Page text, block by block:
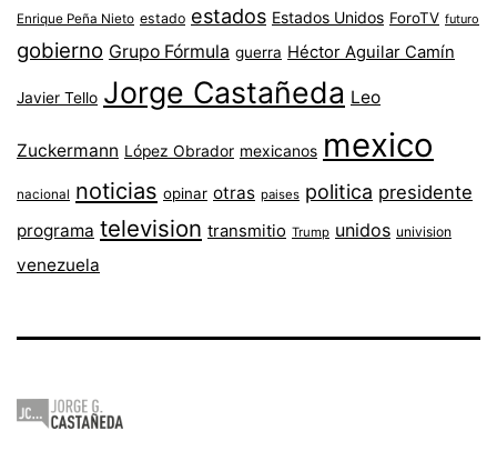
Enrique Peña Nieto estado estados Estados Unidos ForoTV futuro
gobierno Grupo Fórmula guerra Héctor Aguilar Camín
Javier Tello Jorge Castañeda Leo
Zuckermann López Obrador mexicanos mexico
nacional noticias opinar otras paises politica presidente
programa television transmitio Trump unidos univision
venezuela